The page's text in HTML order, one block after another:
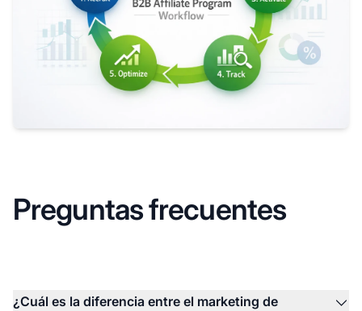
Preguntas frecuentes
¿Cuál es la diferencia entre el marketing de